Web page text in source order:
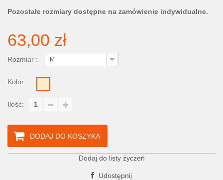
Pozostałe rozmiary dostępne na zamówienie indywidualne.
63,00 zł
Rozmiar : M
Kolor :
Ilość:
DODAJ DO KOSZYKA
Dodaj do listy życzeń
Udostępnij